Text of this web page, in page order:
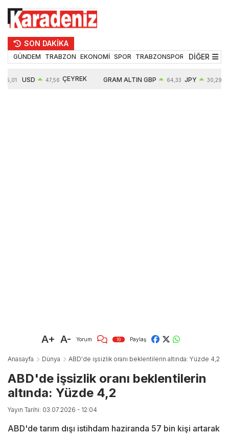
SON DAKİKA
GÜNDEM TRABZON EKONOMİ SPOR TRABZONSPOR TEKNOLOJİ
DİĞER
55,01 USD 47,56 ÇEYREK GRAM ALTIN GBP 64,33 JPY 30,29
A+ A- Yorum 10 Paylaş
Anasayfa Dünya ABD'de işsizlik oranı beklentilerin altında: Yüzde 4,2
ABD'de işsizlik oranı beklentilerin
altında: Yüzde 4,2
Yayın Tarihi: 03.07.2026 - 12:04
ABD'de tarım dışı istihdam haziranda 57 bin kişi artarak